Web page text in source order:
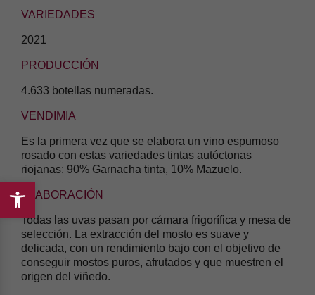
VARIEDADES
2021
PRODUCCIÓN
4.633 botellas numeradas.
VENDIMIA
Es la primera vez que se elabora un vino espumoso
rosado con estas variedades tintas autóctonas
riojanas: 90% Garnacha tinta, 10% Mazuelo.
ELABORACIÓN
Todas las uvas pasan por cámara frigorífica y mesa de
selección. La extracción del mosto es suave y
delicada, con un rendimiento bajo con el objetivo de
conseguir mostos puros, afrutados y que muestren el
origen del viñedo.
Abrir
barra
de
herramientas